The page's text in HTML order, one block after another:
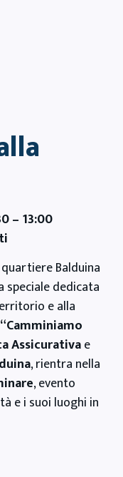
– 13:00
Balduina
dedicata
e alla
“Camminiamo
Assicurativae
, rientra nella
, evento
e i suoi luoghi in